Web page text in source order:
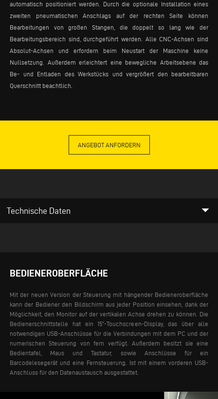
automatisch positioniert werden. Durch die optionale Installation eines
zweiten pneumatischen Anschlags auf der rechten Seite können
Bearbeitungen von großen Stangen, die doppelt so lang wie der
Bearbeitungsbereich sind, durchgeführt werden. Alle CNC-Achsen sind
Absolut-Achsen und erfordern beim Neustart der Maschine keine
Nullsetzung. Außerdem erleichtert eine bewegliche Arbeitsebene das
Be- und Entladen des Werkstücks und vergrößert den bearbeitbaren
Querschnitt beachtlich.
ANGEBOT ANFORDERN
Technische Daten arrow_drop_down
BEDIENEROBERFLÄCHE
Mit der neuen Version der Steuerung mit hängender Bedieneroberfläche
kann der Bediener den Bildschirm aus jeder Position einsehen, dank der
Möglichkeit, den Monitor auf der vertikalen Achse drehen zu können. Die
Bedienerschnittstelle hat ein 15”-Touchscreen-Display, das über alle
notwendigen USB-Anschlüsse für die Verbindungen mit dem PC und der
numerischen Steuerung von fern verfügt. Außerdem besitzt sie eine
Bedientafel, Maus und Tastatur, sowie Anschlüsse für ein
Barcodelesegerät und eine Fernsteuerung. Ist mit einem vorderen USB-
Anschluss für den Datenaustausch ausgestattet.